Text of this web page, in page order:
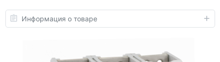
Информация о товаре